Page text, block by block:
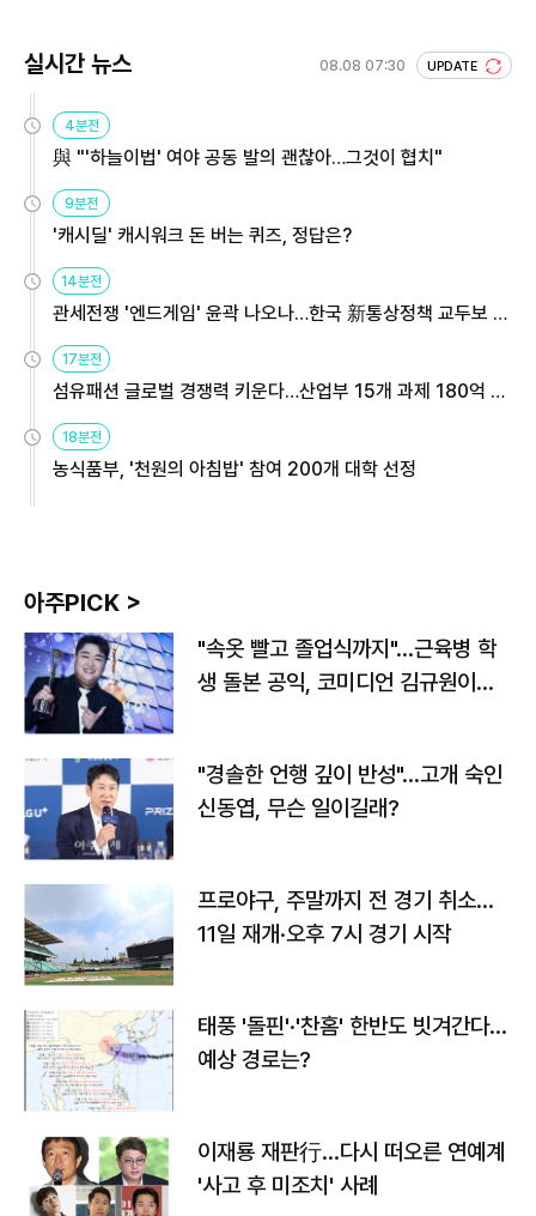
실시간 뉴스 08.08 07:30 UPDATE
4분전
與 "'하늘이법' 여야 공동 발의 괜찮아…그것이 협치"
9분전
'캐시딜' 캐시워크 돈 버는 퀴즈, 정답은?
14분전
관세전쟁 '엔드게임' 윤곽 나오나…한국 新통상정책 교두보 활
17분전
섬유패션 글로벌 경쟁력 키운다…산업부 15개 과제 180억 지
18분전
농식품부, '천원의 아침밥' 참여 200개 대학 선정
아주PICK >
"속옷 빨고 졸업식까지"…근육병 학
생 돌본 공익, 코미디언 김규원이었
"경솔한 언행 깊이 반성"…고개 숙인
신동엽, 무슨 일이길래?
프로야구, 주말까지 전 경기 취소…
11일 재개·오후 7시 경기 시작
태풍 '돌핀'·'찬홈' 한반도 빗겨간다…
예상 경로는?
이재룡 재판行…다시 떠오른 연예계
'사고 후 미조치' 사례